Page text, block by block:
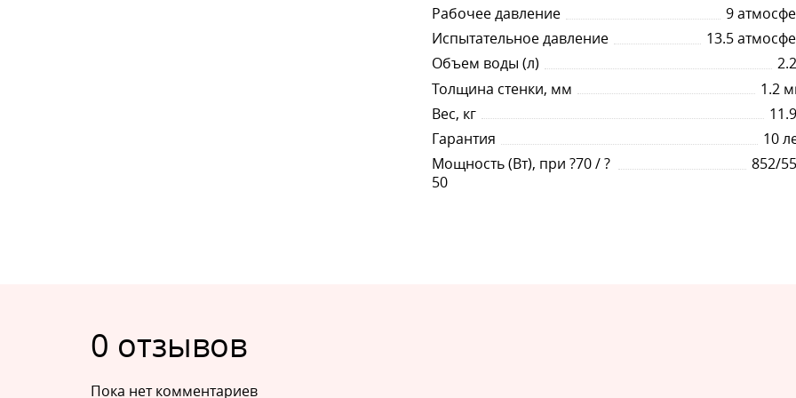
Комплектация
В комплект поставки радиаторов типа 22 Compact входят:
кронштейн монтажный (2 шт. для радиаторов длиной до
комплект монтажный;
паспорт.
Рабочее давление
9
Испытательное давление
13.5
Объем воды (л)
Толщина стенки, мм
1.2
Вес, кг
Гарантия
10
Мощность (Вт), при ?70 / ?
50
852/
0 отзывов
Пока нет комментариев